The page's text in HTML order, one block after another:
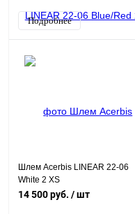
Подробнее
Шлем Acerbis LINEAR 22-06
White 2 XS
14 500 руб. / шт